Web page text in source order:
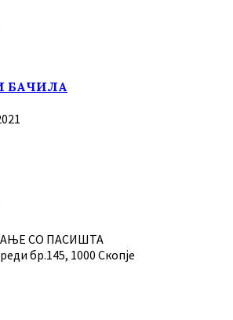
БАЧИЛА
СО ПАСИШТА
бр.145, 1000 Скопје